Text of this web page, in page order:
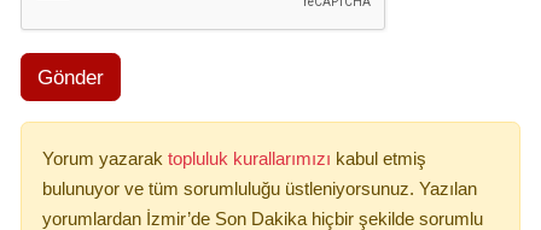
Gönder
Yorum yazarak topluluk kurallarımızı kabul etmiş
bulunuyor ve tüm sorumluluğu üstleniyorsunuz. Yazılan
yorumlardan İzmir’de Son Dakika hiçbir şekilde sorumlu